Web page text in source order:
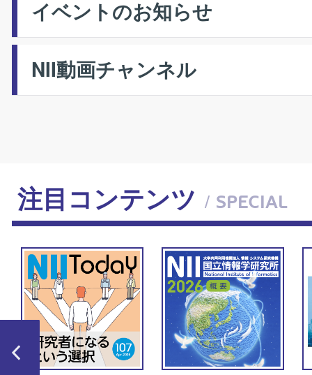
イベントのお知らせ
NII動画チャンネル
注目コンテンツ / SPECIAL